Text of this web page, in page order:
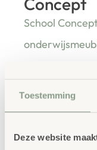
Toestemming
Deze website
School
leerkrachten.